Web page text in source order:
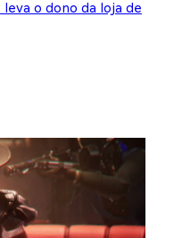
o dono da loja de